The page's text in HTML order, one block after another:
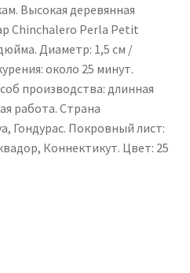
Высокая деревянная
Chinchalero Perla Petit
Диаметр: 1,5 см /
около 25 минут.
производства: длинная
работа. Страна
Гондурас. Покровный лист:
Коннектикут. Цвет: 25